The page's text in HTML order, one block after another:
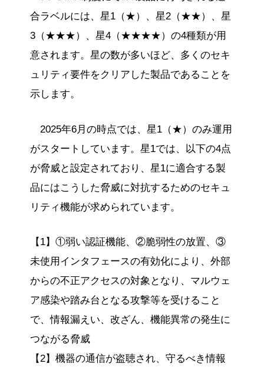
合ラベルには、星1（★）、星2（★★）、星
3（★★★）、星4（★★★★）の4種類が用
意されます。星の数が多いほど、多くのセキ
ュリティ要件をクリアした製品であることを
示します。
2025年6月の時点では、星1（★）のみ運用
がスタートしています。星1では、以下の4点
が脅威と設定されており、星1に適合する製
品にはこうした脅威に対抗するためのセキュ
リティ機能が求められています。
【1】①弱い認証機能、②脆弱性の放置、③
未使用インタフェースの有効化により、外部
からの不正アクセスの対象となり、マルウェ
ア感染や踏み台となる攻撃等を受けること
で、情報漏えい、改ざん、機能異常の発生に
つながる脅威
【2】機器の通信が盗聴され、守るべき情報